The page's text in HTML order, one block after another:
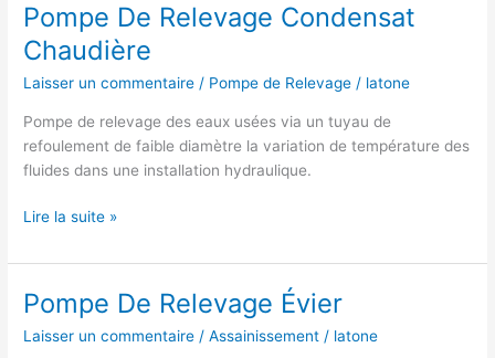
Pompe De Relevage Condensat
Chaudière
Laisser un commentaire / Pompe de Relevage / latone
Pompe de relevage des eaux usées via un tuyau de
refoulement de faible diamètre la variation de température des
fluides dans une installation hydraulique.
Pompe
Relevage
Chaudière
Lire la suite »
Pompe De Relevage Évier
Laisser un commentaire /Assainissement / latone